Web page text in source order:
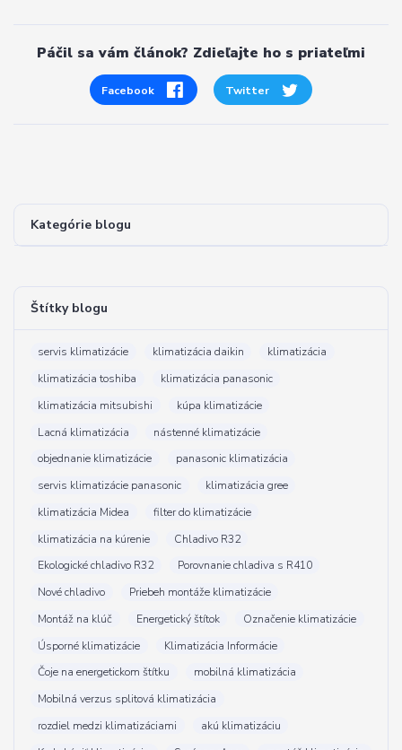
Kategórie blogu
Štítky blogu
servis klimatizácie klimatizácia daikin
klimatizácia
klimatizácia toshiba
klimatizácia panasonic
klimatizácia mitsubishi
kúpa klimatizácie
Lacná klimatizácia
nástenné klimatizácie
objednanie klimatizácie
panasonic klimatizácia
servis klimatizácie panasonic
klimatizácia gree
klimatizácia Midea
filter do klimatizácie
klimatizácia na kúrenie
Chladivo R32
Ekologické chladivo R32
Porovnanie chladiva s R410
Nové chladivo
Priebeh montáže klimatizácie
Montáž na klúč
Energetický štítok
Označenie klimatizácie
Úsporné klimatizácie
Klimatizácia Informácie
Čoje na energetickom štítku
mobilná klimatizácia
Mobilná verzus splitová klimatizácia
rozdiel medzi klimatizáciami
akú klimatizáciu
Páčil sa vám článok? Zdieľajte ho s priateľmi
Facebook Twitter